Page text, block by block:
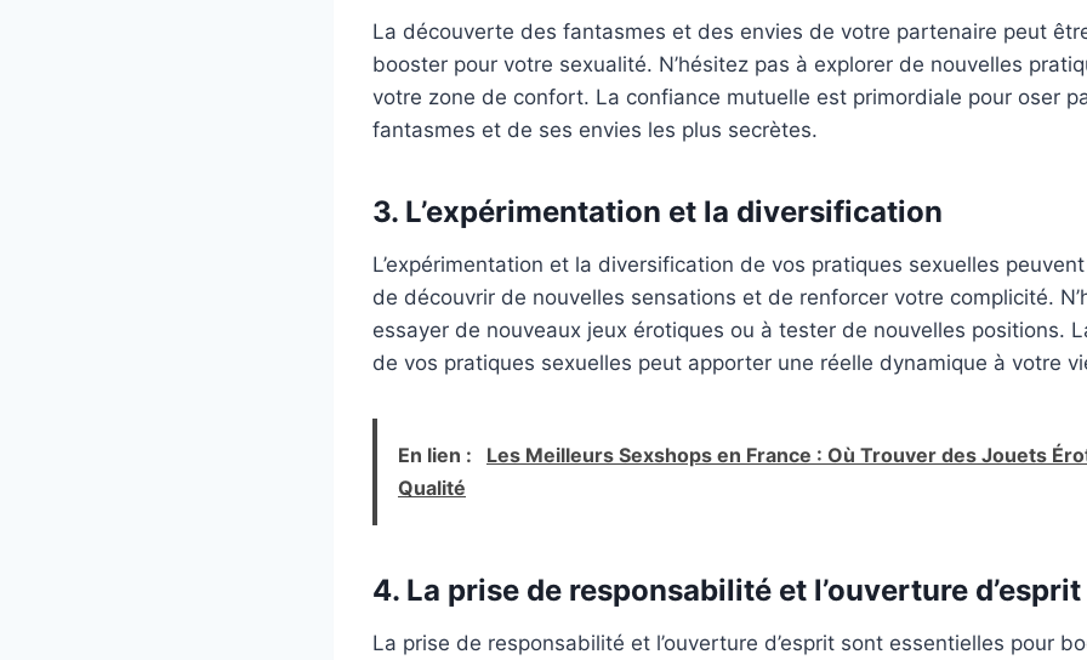
La découverte des fantasmes et des envies de votre partenaire peut
booster pour votre sexualité. N’hésitez pas à explorer de nouvelles
votre zone de confort. La confiance mutuelle est primordiale pour oser
fantasmes et de ses envies les plus secrètes.
3. L’expérimentation et la diversification
L’expérimentation et la diversification de vos pratiques sexuelles
de découvrir de nouvelles sensations et de renforcer votre complicité.
essayer de nouveaux jeux érotiques ou à tester de nouvelles positions.
de vos pratiques sexuelles peut apporter une réelle dynamique à votre
En lien :
Les Meilleurs Sexshops en France : Où Trouver des Jouets
Qualité
4. La prise de responsabilité et l’ouverture d’esprit
La prise de responsabilité et l’ouverture d’esprit sont essentielles pour